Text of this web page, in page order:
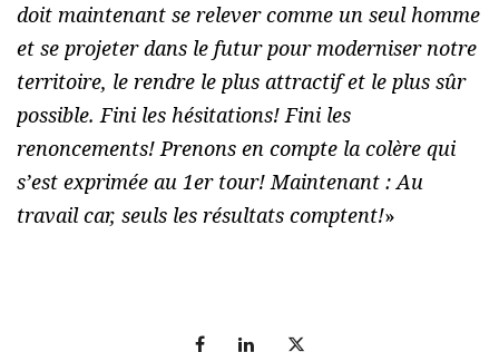
doit maintenant se relever comme un seul homme
et se projeter dans le futur pour moderniser notre
territoire, le rendre le plus attractif et le plus sûr
possible. Fini les hésitations! Fini les
renoncements! Prenons en compte la colère qui
s’est exprimée au 1er tour! Maintenant : Au
travail car, seuls les résultats comptent!»